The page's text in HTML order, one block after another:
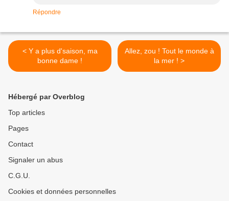
Répondre
< Y a plus d'saison, ma
bonne dame !
Allez, zou ! Tout le monde à
la mer ! >
Hébergé par Overblog
Top articles
Pages
Contact
Signaler un abus
C.G.U.
Cookies et données personnelles